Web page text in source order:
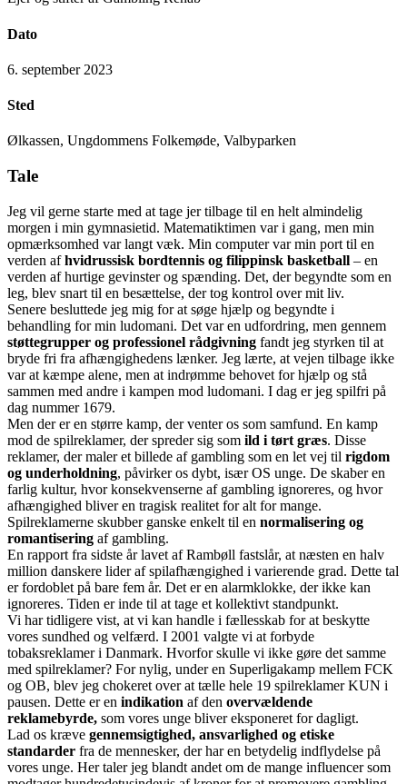
Dato
6. september 2023
Sted
Ølkassen, Ungdommens Folkemøde, Valbyparken
Tale
Jeg vil gerne starte med at tage jer tilbage til en helt almindelig
morgen i min gymnasietid. Matematiktimen var i gang, men min
opmærksomhed var langt væk. Min computer var min port til en
verden afhvidrussisk bordtennis og filippinsk basketball – en
verden af hurtige gevinster og spænding. Det, der begyndte som en
leg, blev snart til en besættelse, der tog kontrol over mit liv.
Senere besluttede jeg mig for at søge hjælp og begyndte i
behandling for min ludomani. Det var en udfordring, men gennem
støttegrupper og professionel rådgivning fandt jeg styrken til at
bryde fri fra afhængighedens lænker. Jeg lærte, at vejen tilbage ikke
var at kæmpe alene, men at indrømme behovet for hjælp og stå
sammen med andre i kampen mod ludomani. I dag er jeg spilfri på
dag nummer 1679.
Men der er en større kamp, der venter os som samfund. En kamp
mod de spilreklamer, der spreder sig som ild i tørt græs. Disse
reklamer, der maler et billede af gambling som en let vej til rigdom
og underholdning, påvirker os dybt, især OS unge. De skaber en
farlig kultur, hvor konsekvenserne af gambling ignoreres, og hvor
afhængighed bliver en tragisk realitet for alt for mange.
Spilreklamerne skubber ganske enkelt til en normalisering og
romantisering af gambling.
En rapport fra sidste år lavet af Rambøll fastslår, at næsten en halv
million danskere lider af spilafhængighed i varierende grad. Dette tal
er fordoblet på bare fem år. Det er en alarmklokke, der ikke kan
ignoreres. Tiden er inde til at tage et kollektivt standpunkt.
Vi har tidligere vist, at vi kan handle i fællesskab for at beskytte
vores sundhed og velfærd. I 2001 valgte vi at forbyde
tobaksreklamer i Danmark. Hvorfor skulle vi ikke gøre det samme
med spilreklamer? For nylig, under en Superligakamp mellem FCK
og OB, blev jeg chokeret over at tælle hele 19 spilreklamer KUN i
pausen. Dette er en indikation af den overvældende
reklamebyrde, som vores unge bliver eksponeret for dagligt.
Lad os kræve gennemsigtighed, ansvarlighed og etiske
standarder fra de mennesker, der har en betydelig indflydelse på
vores unge. Her taler jeg blandt andet om de mange influencer som